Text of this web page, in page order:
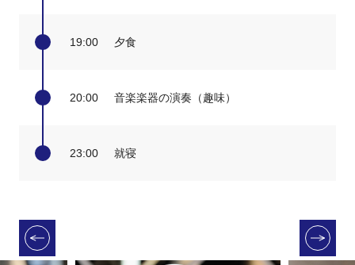
19:00 夕食
20:00 音楽楽器の演奏（趣味）
23:00 就寝